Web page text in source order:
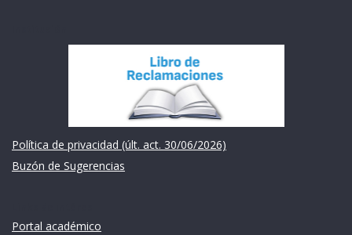
Política de privacidad (últ. act. 30/06/2026)
Buzón de Sugerencias
Portal académico